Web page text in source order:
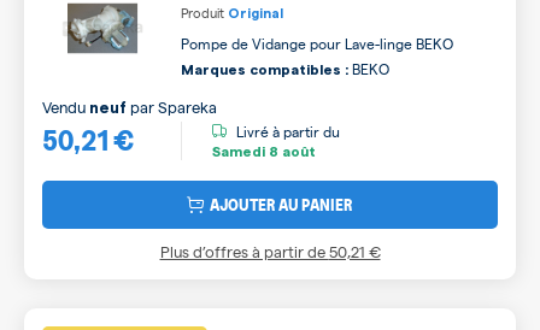
Produit Original
Pompe de Vidange pour Lave-linge BEKO
Marques compatibles : BEKO
50,21 €
Vendu neuf parSpareka
Livré à partir du
Samedi 8 août
AJOUTER AU PANIER
Plus d’offres à partir de50,21 €